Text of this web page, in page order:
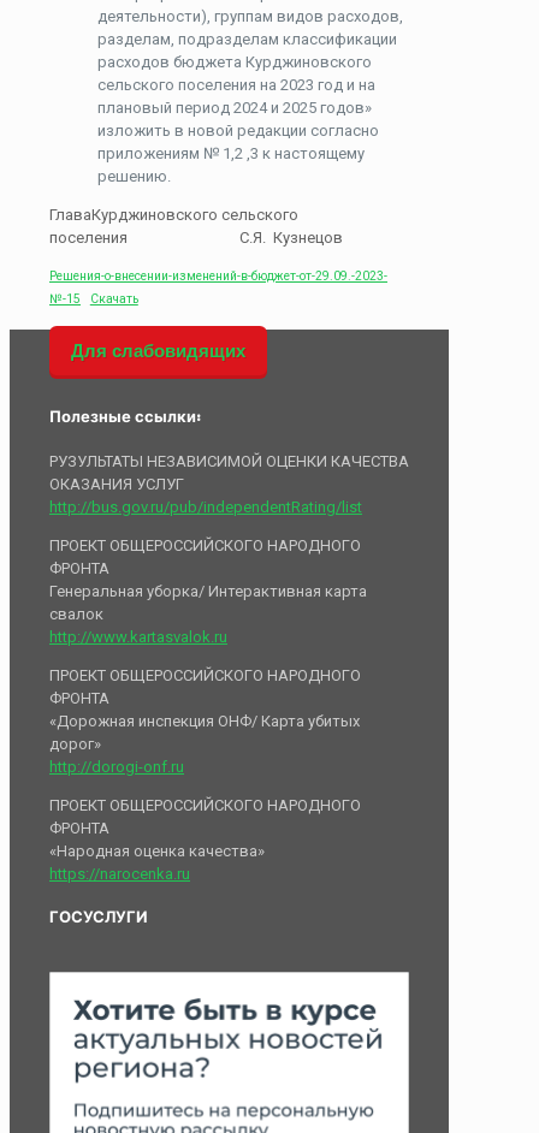
деятельности), группам видов расходов,
разделам, подразделам классификации
расходов бюджета Курджиновского
сельского поселения на 2023 год и на
плановый период 2024 и 2025 годов»
изложить в новой редакции согласно
приложениям № 1,2 ,3 к настоящему
решению.
ГлаваКурджиновского сельского
поселения С.Я. Кузнецов
Решения-о-внесении-изменений-в-бюджет-от-29.09.-2023-
№-15
Скачать
Для слабовидящих
Полезные ссылки:
РУЗУЛЬТАТЫ НЕЗАВИСИМОЙ ОЦЕНКИ КАЧЕСТВА
ОКАЗАНИЯ УСЛУГ
http://bus.gov.ru/pub/independentRating/list
ПРОЕКТ ОБЩЕРОССИЙСКОГО НАРОДНОГО
ФРОНТА
Генеральная уборка/ Интерактивная карта
свалок
http://www.kartasvalok.ru
ПРОЕКТ ОБЩЕРОССИЙСКОГО НАРОДНОГО
ФРОНТА
«Дорожная инспекция ОНФ/ Карта убитых
дорог»
http://dorogi-onf.ru
ПРОЕКТ ОБЩЕРОССИЙСКОГО НАРОДНОГО
ФРОНТА
«Народная оценка качества»
https://narocenka.ru
ГОСУСЛУГИ